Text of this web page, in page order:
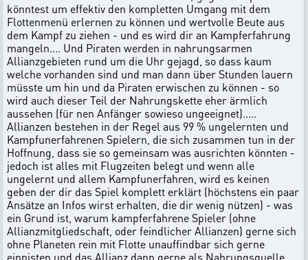
könntest um effektiv den kompletten Umgang mit dem
Flottenmenü erlernen zu können und wertvolle Beute aus
dem Kampf zu ziehen - und es wird dir an Kampferfahrung
mangeln.... Und Piraten werden in nahrungsarmen
Allianzgebieten rund um die Uhr gejagd, so dass kaum
welche vorhanden sind und man dann über Stunden lauern
müsste um hin und da Piraten erwischen zu können - so
wird auch dieser Teil der Nahrungskette eher ärmlich
aussehen (für nen Anfänger sowieso ungeeignet).....
Allianzen bestehen in der Regel aus 99 % ungelernten und
Kampfunerfahrenen Spielern, die sich zusammen tun in der
Hoffnung, dass sie so gemeinsam was ausrichten könnten -
jedoch ist alles mit Flugzeiten belegt und wenn alle
ungelernt und allem Kampfunerfahren, wird es keinen
geben der dir das Spiel komplett erklärt (höchstens ein paar
Ansätze an Infos wirst erhalten, die dir wenig nützen) - was
ein Grund ist, warum kampferfahrene Spieler (ohne
Allianzmitgliedschaft, oder feindlicher Allianzen) gerne sich
ohne Planeten rein mit Flotte unauffindbar sich gerne
einnisten und das Allianz dann gerne als Nahrungsquelle